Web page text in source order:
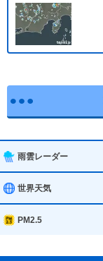
雨雲レーダー
世界天気
PM2.5